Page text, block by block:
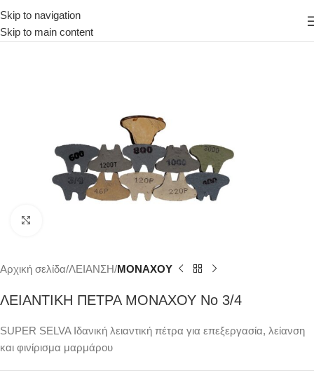
Skip to navigation
Skip to main content
Αρχική σελίδα ΛΕΙΑΝΣΗ ΜΟΝΑΧΟΥ
ΛΕΙΑΝΤΙΚΗ ΠΕΤΡΑ ΜΟΝΑΧΟΥ Νο 3/4
SUPER SELVA Ιδανική λειαντική πέτρα για επεξεργασία, λείανση
και φινίρισμα μαρμάρου